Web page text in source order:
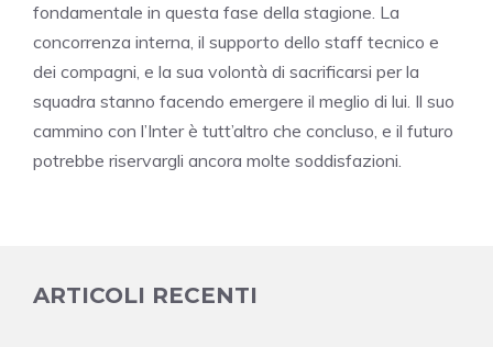
fondamentale in questa fase della stagione. La
concorrenza interna, il supporto dello staff tecnico e
dei compagni, e la sua volontà di sacrificarsi per la
squadra stanno facendo emergere il meglio di lui. Il suo
cammino con l’Inter è tutt’altro che concluso, e il futuro
potrebbe riservargli ancora molte soddisfazioni.
ARTICOLI RECENTI